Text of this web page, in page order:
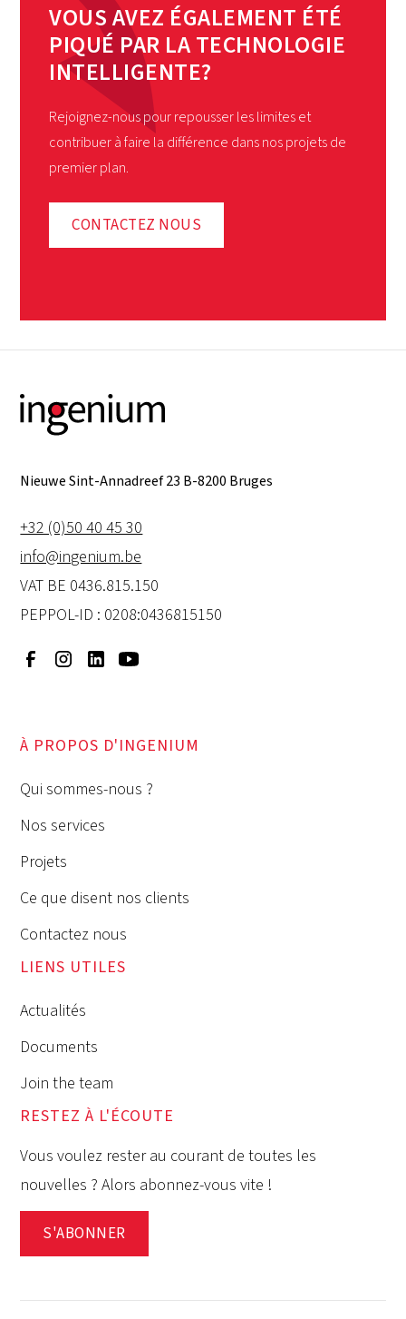
VOUS AVEZ ÉGALEMENT ÉTÉ
PIQUÉ PAR LA TECHNOLOGIE
INTELLIGENTE?
Rejoignez-nous pour repousser les limites et
contribuer à faire la différence dans nos projets de
premier plan.
CONTACTEZ NOUS
Nieuwe Sint-Annadreef 23 B-8200 Bruges
+32 (0)50 40 45 30
info@ingenium.be
VAT BE 0436.815.150
PEPPOL-ID : 0208:0436815150
À PROPOS D'INGENIUM
Qui sommes-nous ?
Nos services
Projets
Ce que disent nos clients
Contactez nous
LIENS UTILES
Actualités
Documents
Join the team
RESTEZ À L'ÉCOUTE
Vous voulez rester au courant de toutes les
nouvelles ? Alors abonnez-vous vite !
S'ABONNER